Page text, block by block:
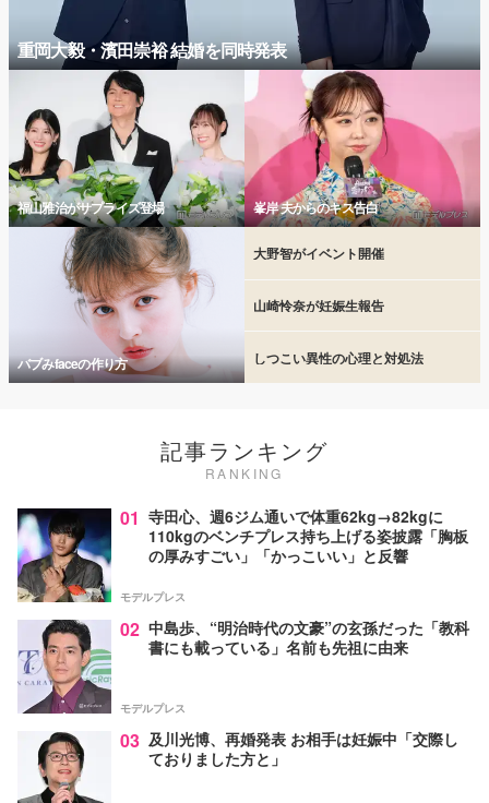
重岡大毅・濱田崇裕 結婚を同時発表
福山雅治がサプライズ登場 峯岸 夫からのキス告白
バブみfaceの作り方
大野智がイベント開催
山崎怜奈が妊娠生報告
しつこい異性の心理と対処法
記事ランキング
RANKING
01 寺田心、週6ジム通いで体重62kg→82kgに
110kgのベンチプレス持ち上げる姿披露「胸板
の厚みすごい」「かっこいい」と反響
モデルプレス
02 中島歩、“明治時代の文豪”の玄孫だった「教科
書にも載っている」名前も先祖に由来
モデルプレス
03 及川光博、再婚発表 お相手は妊娠中「交際し
ておりました方と」